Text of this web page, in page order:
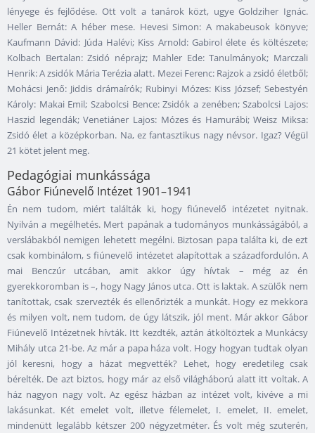
lényege és fejlődése. Ott volt a tanárok közt, ugye Goldziher Ignác.
Heller Bernát: A héber mese. Hevesi Simon: A makabeusok könyve;
Kaufmann Dávid: Júda Halévi; Kiss Arnold: Gabirol élete és költészete;
Kolbach Bertalan: Zsidó néprajz; Mahler Ede: Tanulmányok; Marczali
Henrik: A zsidók Mária Terézia alatt. Mezei Ferenc: Rajzok a zsidó életből;
Mohácsi Jenő: Jiddis drámaírók; Rubinyi Mózes: Kiss József; Sebestyén
Károly: Makai Emil; Szabolcsi Bence: Zsidók a zenében; Szabolcsi Lajos:
Haszid legendák; Venetiáner Lajos: Mózes és Hamurábi; Weisz Miksa:
Zsidó élet a középkorban. Na, ez fantasztikus nagy névsor. Igaz? Végül
21 kötet jelent meg.
Pedagógiai munkássága
Gábor Fiúnevelő Intézet 1901–1941
Én nem tudom, miért találták ki, hogy fiúnevelő intézetet nyitnak.
Nyilván a megélhetés. Mert papának a tudományos munkásságából, a
verslábakból nemigen lehetett megélni. Biztosan papa találta ki, de ezt
csak kombinálom, s fiúnevelő intézetet alapítottak a századfordulón. A
mai Benczúr utcában, amit akkor úgy hívtak – még az én
gyerekkoromban is –, hogy Nagy János utca. Ott is laktak. A szülők nem
tanítottak, csak szervezték és ellenőrizték a munkát. Hogy ez mekkora
és milyen volt, nem tudom, de úgy látszik, jól ment. Már akkor Gábor
Fiúnevelő Intézetnek hívták. Itt kezdték, aztán átköltöztek a Munkácsy
Mihály utca 21-be. Az már a papa háza volt. Hogy hogyan tudtak olyan
jól keresni, hogy a házat megvették? Lehet, hogy eredetileg csak
bérelték. De azt biztos, hogy már az első világháború alatt itt voltak. A
ház nagyon nagy volt. Az egész házban az intézet volt, kivéve a mi
lakásunkat. Két emelet volt, illetve félemelet, I. emelet, II. emelet,
mindenütt legalább kétszer 200 négyzetméter. És volt még szuterén,